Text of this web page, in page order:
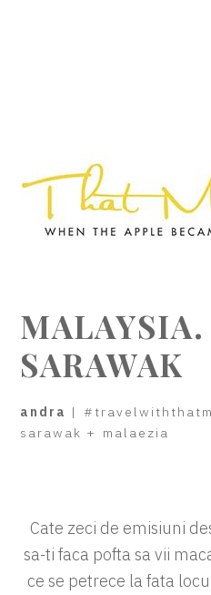
SARAWAK
andra |
sarawak + malaezia
Cate zeci de emisiuni
sa-ti faca pofta sa vii
ce se petrece la fata